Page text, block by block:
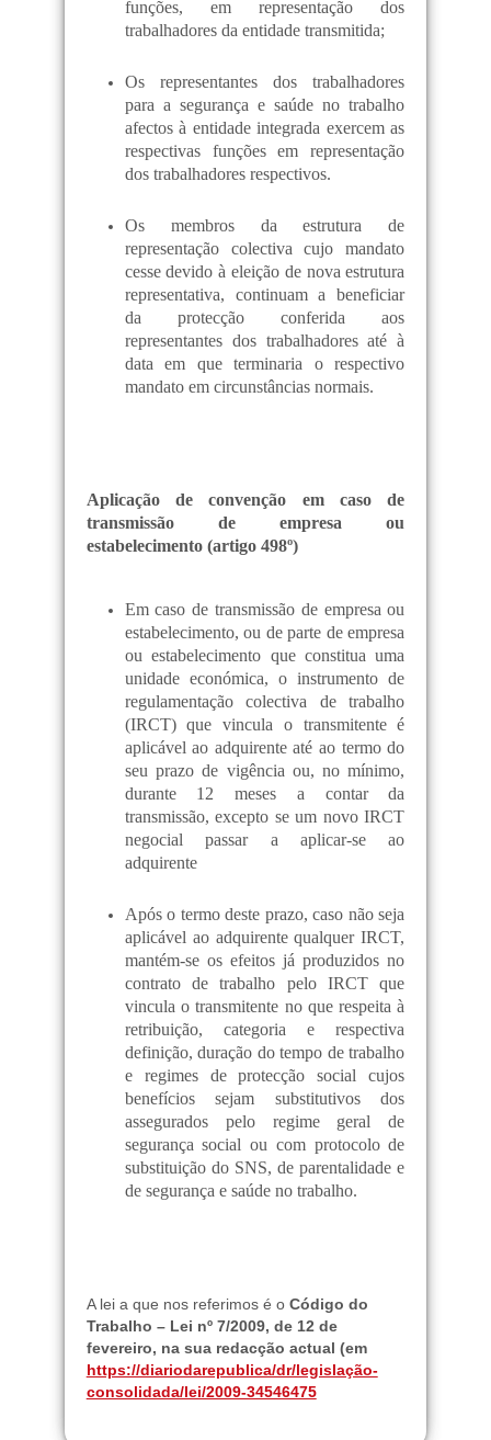
funções, em representação dos
trabalhadores da entidade transmitida;
Os representantes dos trabalhadores
para a segurança e saúde no trabalho
afectos à entidade integrada exercem as
respectivas funções em representação
dos trabalhadores respectivos.
Os membros da estrutura de
representação colectiva cujo mandato
cesse devido à eleição de nova estrutura
representativa, continuam a beneficiar
da protecção conferida aos
representantes dos trabalhadores até à
data em que terminaria o respectivo
mandato em circunstâncias normais.
Aplicação de convenção em caso de
transmissão de empresa ou
estabelecimento (artigo 498º)
Em caso de transmissão de empresa ou
estabelecimento, ou de parte de empresa
ou estabelecimento que constitua uma
unidade económica, o instrumento de
regulamentação colectiva de trabalho
(IRCT) que vincula o transmitente é
aplicável ao adquirente até ao termo do
seu prazo de vigência ou, no mínimo,
durante 12 meses a contar da
transmissão, excepto se um novo IRCT
negocial passar a aplicar-se ao
adquirente
Após o termo deste prazo, caso não seja
aplicável ao adquirente qualquer IRCT,
mantém-se os efeitos já produzidos no
contrato de trabalho pelo IRCT que
vincula o transmitente no que respeita à
retribuição, categoria e respectiva
definição, duração do tempo de trabalho
e regimes de protecção social cujos
benefícios sejam substitutivos dos
assegurados pelo regime geral de
segurança social ou com protocolo de
substituição do SNS, de parentalidade e
de segurança e saúde no trabalho.
A lei a que nos referimos é o Código do
Trabalho – Lei nº 7/2009, de 12 de
fevereiro, na sua redacção actual (em
https://diariodarepublica/dr/legislação-
consolidada/lei/2009-34546475